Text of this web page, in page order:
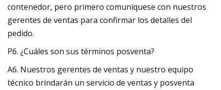
contenedor, pero primero comuníquese con nuestros
gerentes de ventas para confirmar los detalles del
pedido.
P6. ¿Cuáles son sus términos posventa?
A6. Nuestros gerentes de ventas y nuestro equipo
técnico brindarán un servicio de ventas y posventa